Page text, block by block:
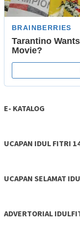
E- KATALOG
UCAPAN IDUL FITRI
UCAPAN SELAMAT
ADVERTORIAL